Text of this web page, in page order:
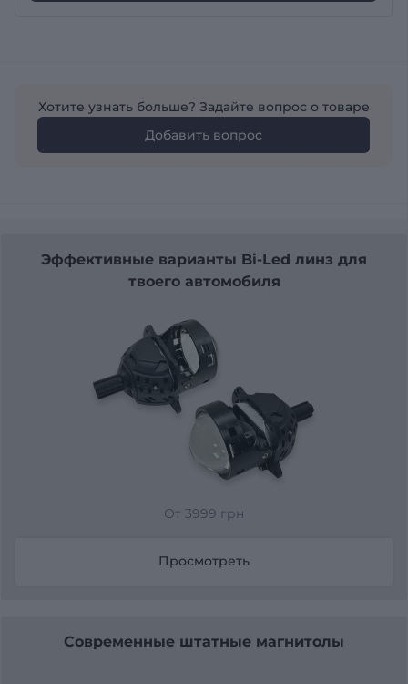
Хотите узнать больше? Задайте вопрос о товаре
Добавить вопрос
Эффективные варианты Bi-Led линз для
твоего автомобиля
От 3999 грн
Просмотреть
Современные штатные магнитолы